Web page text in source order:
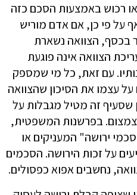
רכוש באמצעות הסכם כזה
על פי כן, אם אדם מוריש
בכסף, הצוואה נשארת
הצוואה אינה פוגעת
עם זאת, כל מי שמספק
עצמו את הסיכון שהצוואה
שסעיף זה מטיל מגבלות על
בפרשנות המשפטית,
ירושה" המעניקים או
על זכות הירושה. הסכמים
נחשבים אפוא כפסולים.